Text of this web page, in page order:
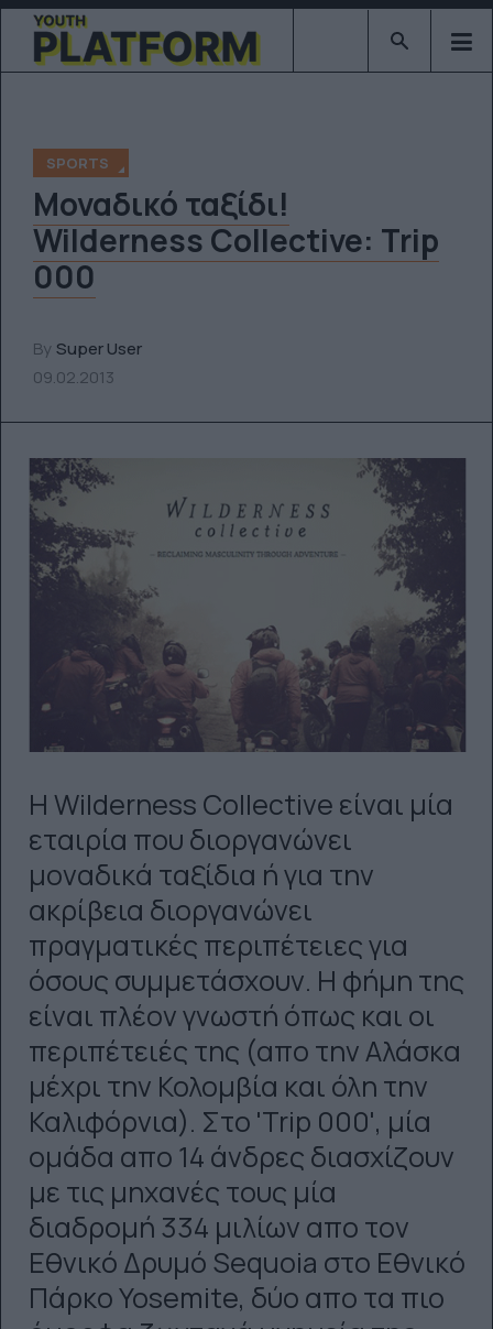
Type 2 or
SPORTS
Μοναδικό ταξίδι!
Wilderness Collective: Trip
000
By Super User
09.02.2013
H Wilderness Collective είναι μία
εταιρία που διοργανώνει
μοναδικά ταξίδια ή για την
ακρίβεια διοργανώνει
πραγματικές περιπέτειες για
όσους συμμετάσχουν. Η φήμη της
είναι πλέον γνωστή όπως και οι
περιπέτειές της (απο την Αλάσκα
μέχρι την Κολομβία και όλη την
Καλιφόρνια). Στο 'Trip 000', μία
ομάδα απο 14 άνδρες διασχίζουν
με τις μηχανές τους μία
διαδρομή 334 μιλίων απο τον
Εθνικό Δρυμό Sequoia στο Εθνικό
Πάρκο Yosemite, δύο απο τα πιο